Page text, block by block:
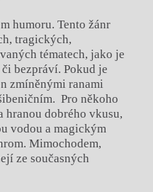
humoru. Tento žánr
tragických,
tématech, jako je
bezpráví. Pokud je
zmíněnými ranami
Pro někoho
hranou dobrého vkusu,
vodou a magickým
Mimochodem,
ze současných